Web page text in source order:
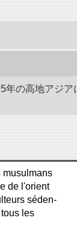
の高地アジ
musulmans
de l'orient
séden-
les